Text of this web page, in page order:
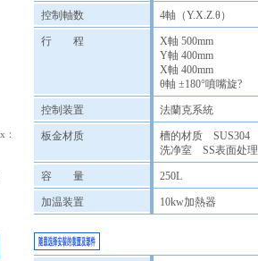
控制軸数 4軸（Y.X.Z.θ）
行 程
X軸 500mm
Y軸 400mm
X軸 400mm
θ軸 ±180°噴嘴旋?
控制装置 法蘭克系統
板金材质
槽的材质 SUS304
洗净室 SS表面处理
容 量 250L
加温装置 10kw加熱器